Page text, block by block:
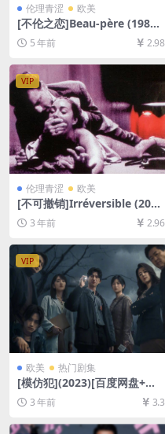
伦理青涩 欧美
[不伦之恋]Beau-père (1981)
[百度网盘+迅雷云盘资源1080
P超清未删减][MP4/8.1GB][原
声中字]
5 年前 2.98
VIP
伦理青涩 欧美
[不可撤销]Irréversible (200
2)[百度网盘+夸克网盘1080P
超清未删减资源][网盘在线播
幕][视频文件+防和谐加密压缩
包]
3 年前 2.96
VIP
欧美 热门剧集
[模仿犯](2023)[百度网盘+迅
雷云盘资源1080P超清未删减]
[MP4/14.8GB][中文字幕]
3 年前 3.3